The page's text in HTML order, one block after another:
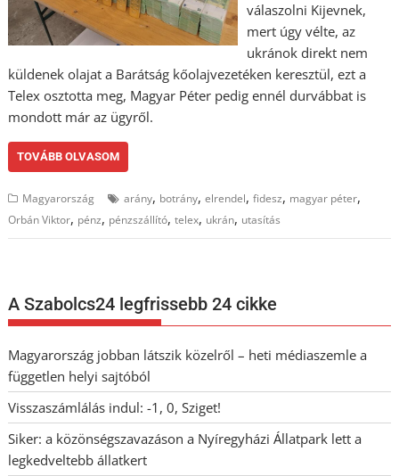
válaszolni Kijevnek,
mert úgy vélte, az
ukránok direkt nem
küldenek olajat a Barátság kőolajvezetéken keresztül, ezt a
Telex osztotta meg, Magyar Péter pedig ennél durvábbat is
mondott már az ügyről.
TOVÁBB OLVASOM
Magyarország arány, botrány,elrendel,fidesz, magyar péter,
Orbán Viktor, pénz, pénzszállító,telex, ukrán, utasítás
A Szabolcs24 legfrissebb 24 cikke
Magyarország jobban látszik közelről – heti médiaszemle a
független helyi sajtóból
Visszaszámlálás indul: -1, 0, Sziget!
Siker: a közönségszavazáson a Nyíregyházi Állatpark lett a
legkedveltebb állatkert